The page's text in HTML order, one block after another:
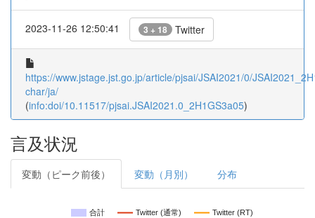
2023-11-26 12:50:41 3 + 18 Twitter
https://www.jstage.jst.go.jp/article/pjsai/JSAI2021/0/
char/ja/
(info:doi/10.11517/pjsai.JSAI2021.0_2H1GS3a05)
言及状況
変動（ピーク前後） 変動（月別） 分布
合計 Twitter (通常) Twitter (RT)